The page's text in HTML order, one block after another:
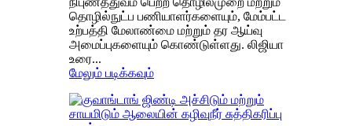
தொழில்நுட்ப பணியாளர்களையும், மேம்பட்ட
உற்பத்தி மேலாண்மை மற்றும் தர ஆய்வு
அமைப்புகளையும் கொண்டுள்ளது. லிஜியா
உரை...
மேலும் படிக்கவும்